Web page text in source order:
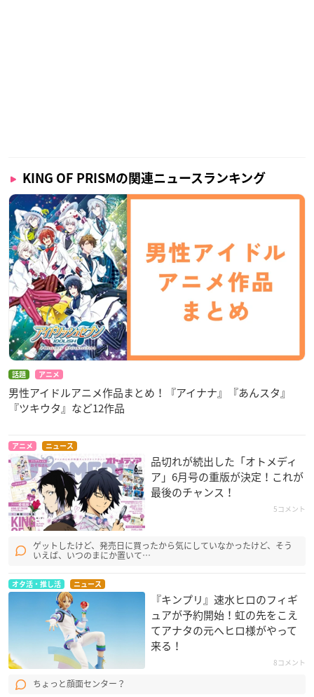
KING OF PRISMの関連ニュースランキング
話題 アニメ
男性アイドルアニメ作品まとめ！『アイナナ』『あんスタ』
『ツキウタ』など12作品
アニメ ニュース
品切れが続出した「オトメディ
ア」6月号の重版が決定！これが
最後のチャンス！
5コメント
ゲットしたけど、発売日に買ったから気にしていなかったけど、そう
いえば、いつのまにか置いて…
オタ活・推し活 ニュース
『キンプリ』速水ヒロのフィギ
ュアが予約開始！虹の先をこえ
てアナタの元へヒロ様がやって
来る！
8コメント
ちょっと顔面センター？